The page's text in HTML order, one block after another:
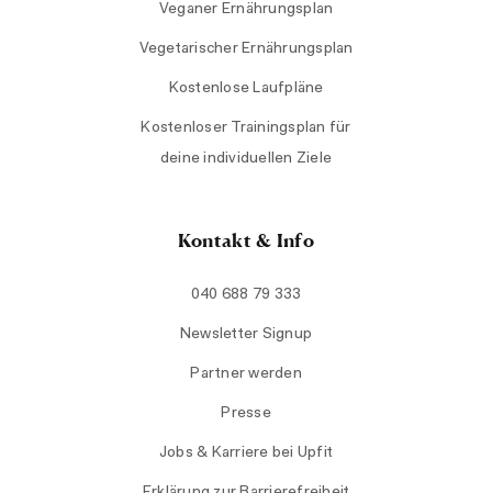
Veganer Ernährungsplan
Vegetarischer Ernährungsplan
Kostenlose Laufpläne
Kostenloser Trainingsplan für
deine individuellen Ziele
Kontakt & Info
040 688 79 333
Newsletter Signup
Partner werden
Presse
Jobs & Karriere bei Upfit